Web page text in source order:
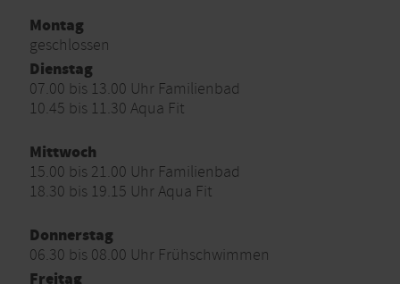
Montag
geschlossen
Dienstag
07.00 bis 13.00 Uhr Familienbad
10.45 bis 11.30 Aqua Fit
Mittwoch
15.00 bis 21.00 Uhr Familienbad
18.30 bis 19.15 Uhr Aqua Fit
Donnerstag
06.30 bis 08.00 Uhr Frühschwimmen